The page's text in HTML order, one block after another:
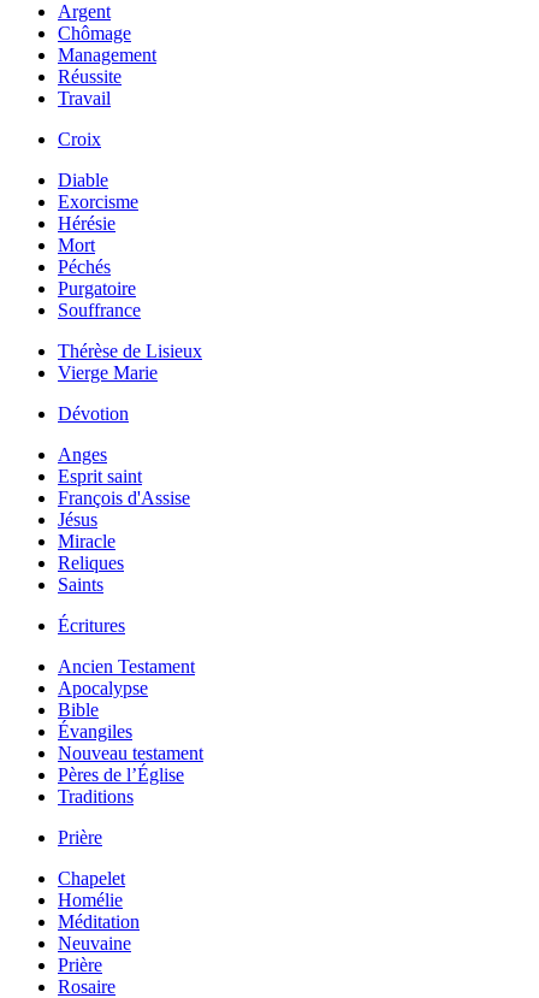
Argent
Chômage
Management
Réussite
Travail
Croix
Diable
Exorcisme
Hérésie
Mort
Péchés
Purgatoire
Souffrance
Thérèse de Lisieux
Vierge Marie
Dévotion
Anges
Esprit saint
François d'Assise
Jésus
Miracle
Reliques
Saints
Écritures
Ancien Testament
Apocalypse
Bible
Évangiles
Nouveau testament
Pères de l’Église
Traditions
Prière
Chapelet
Homélie
Méditation
Neuvaine
Prière
Rosaire